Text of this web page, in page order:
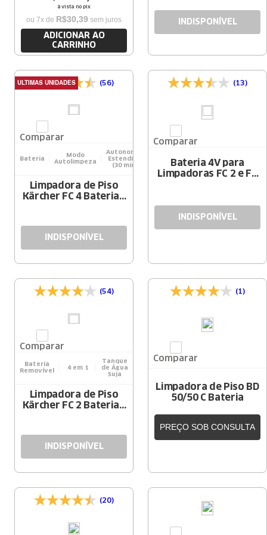
à vista no pix
ou 7x de R$30,39 sem juros
ADICIONAR AO
CARRINHO
INDISPONÍVEL
(56)
Comparar
Bateria
Modo
Autolimpeza
Autonomia
Estendida
(30 min)
Limpadora de Piso
Kärcher FC 4 Bateria -
ULTIMAS UNIDADES
INDISPONÍVEL
(13)
Comparar
Bateria 4V para
Limpadoras FC 2 e FC
INDISPONÍVEL
(54)
Comparar
Bateria
Removível
4 em 1
Tanque
de Água
Suja
Limpadora de Piso
Kärcher FC 2 Bateria -
INDISPONÍVEL
(1)
Comparar
Limpadora de Piso BD
50/50 C Bateria
PREÇO SOB CONSULTA
(20)